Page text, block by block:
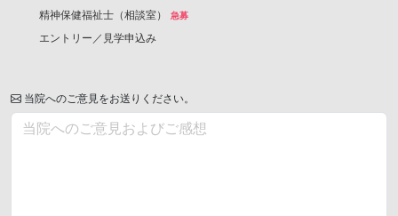
精神保健福祉士（相談室）
急募
エントリー／見学申込み
当院へのご意見をお送りください。